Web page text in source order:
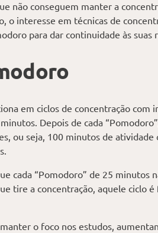
não conseguem manter a
o interesse em técnicas de
para dar continuidade às suas
em ciclos de concentração com
Depois de cada
ou seja, 100 minutos de
cada “Pomodoro” de 25 minutos
tire a concentração, aquele ciclo
o foco nos estudos,